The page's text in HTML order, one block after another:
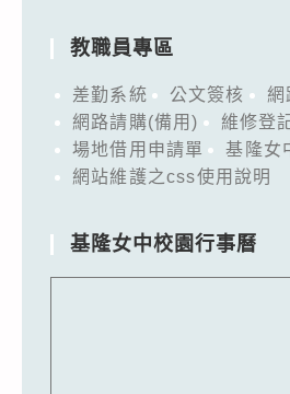
教職員專區
差勤系統 公文簽核
網
網路請購(備用)
維修登
場地借用申請單
基隆女
網站維護之css使用說明
基隆女中校園行事曆